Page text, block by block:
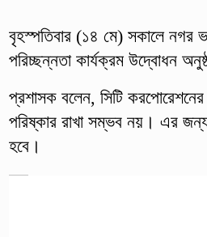
বৃহস্পতিবার (১৪ মে) সকালে নগর
পরিচ্ছন্নতা কার্যক্রম উদ্বোধন
প্রশাসক বলেন, সিটি
পরিষ্কার রাখা সম্ভব নয়। এর
হবে।